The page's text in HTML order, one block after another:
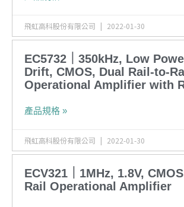
飛虹高科股份有限公司 2022-01-30
EC5732｜350kHz, Low
Drift, CMOS, Dual Rail-to-
Operational Amplifier with
產品規格 »
飛虹高科股份有限公司 2022-01-30
ECV321｜1MHz, 1.8V,
Rail Operational Amplifier